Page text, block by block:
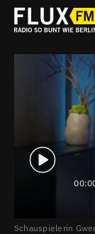
Schauspielerin